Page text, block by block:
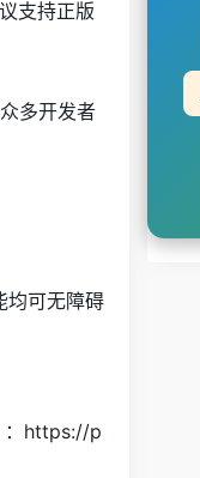
支持正版
多开发者
均可无障碍
：https://p